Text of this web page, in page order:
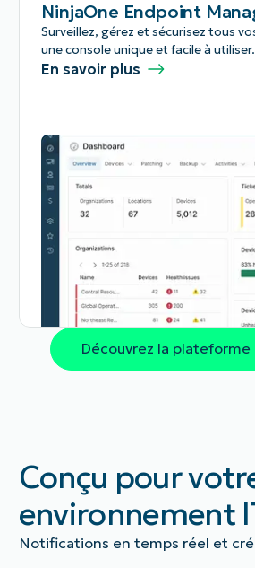
NinjaOne Endpoint
Surveillez, gérez et sécurisez tous
une console unique et facile à utiliser.
En savoir plus
Découvrez la plateforme
Conçu pour
environnement
Notifications en temps réel et